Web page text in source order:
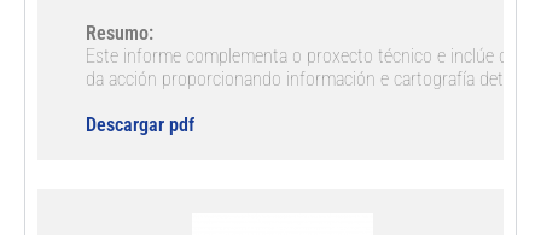
Resumo:
Este informe complementa o proxecto técnico e inclúe os
da acción proporcionando información e cartografía
Descargar pdf